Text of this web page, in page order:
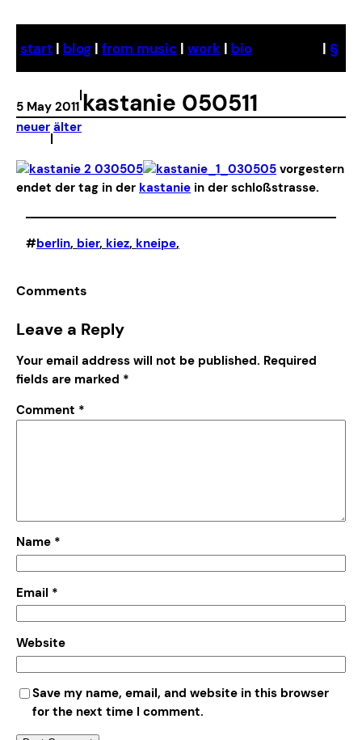
content
start | blog | from music | work | bio | §
5 May 2011
|kastanie 050511
neuer
|
älter
vorgestern
endet der tag in der kastanie in der schloßstrasse.
#berlin, bier, kiez, kneipe,
Comments
Leave a Reply
Your email address will not be published. Required
fields are marked *
Comment *
Name *
Email *
Website
Save my name, email, and website in this browser
for the next time I comment.